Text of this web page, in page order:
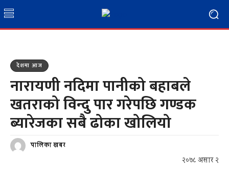
देशमा आज
नारायणी नदिमा पानीको बहाबले
खतराको विन्दु पार गरेपछि गण्डक
ब्यारेजका सबै ढोका खोलियो
पालिका खबर
२०७८ असार २